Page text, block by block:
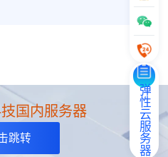
弹性云服务器
国内服务器
跳转